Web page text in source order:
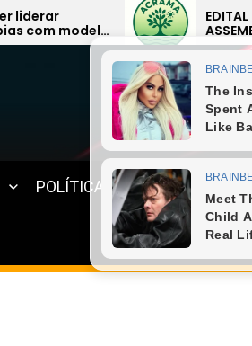
EDITAL DE CONVOCAÇÃO –
ASSEMBLEIA GERAL
EXTRAORDINÁRIA
POLÍTICA GASTRONOMIA